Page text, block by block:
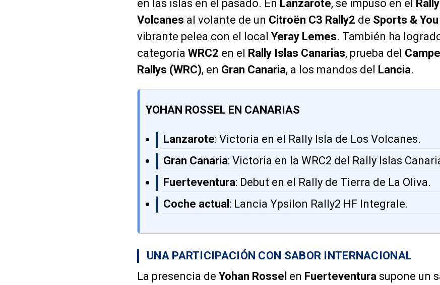
en las islas en el pasado. En Lanzarote, se impuso en el
Volcanes al volante de un Citroën C3 Rally2 de Sports &
vibrante pelea con el local Yeray Lemes. También ha
categoría WRC2 en el Rally Islas Canarias, prueba del
Rallys (WRC), en Gran Canaria, a los mandos del Lancia.
YOHAN ROSSEL EN CANARIAS
Lanzarote: Victoria en el Rally Isla de Los Volcanes.
Gran Canaria: Victoria en la WRC2 del Rally Islas
Fuerteventura: Debut en el Rally de Tierra de La Oliva.
Coche actual : Lancia Ypsilon Rally2 HF Integrale.
UNA PARTICIPACIÓN CON SABOR INTERNACIONAL
La presencia de Yohan Rossel en Fuerteventura supone un